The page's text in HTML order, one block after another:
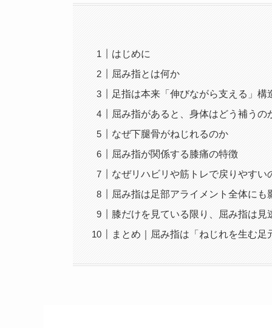
はじめに
屈み指とは何か
足指は本来「伸びながら支える」構
屈み指があると、身体はどう補うの
なぜ下腿骨がねじれるのか
屈み指が関係する膝痛の特徴
なぜリハビリや筋トレで戻りやすい
屈み指は足部アライメント全体にも
膝だけを見ている限り、屈み指は見
まとめ｜屈み指は「ねじれを生む足